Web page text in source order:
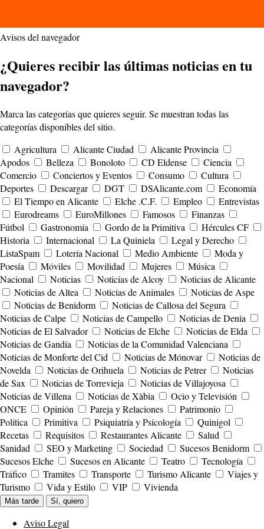
Avisos del navegador
¿Quieres recibir las últimas noticias en tu
navegador?
Marca las categorías que quieres seguir. Se muestran todas las
categorías disponibles del sitio.
Agricultura
Alicante Ciudad
Alicante Provincia
Apodos
Belleza Bonoloto CD Eldense
Ciencia
Comercio
Conciertos y Eventos Consumo
Cultura
Deportes
Descargar DGT DSAlicante.com
Economía
El Tiempo en Alicante
Elche .C.F. Empleo
Entrevistas
Eurodreams
EuroMillones Famosos
Finanzas
Fútbol
Gastronomía Gordo de la Primitiva
Hércules CF
Historia
Internacional La Quiniela
Legal y Derecho
ListaSpam
Lotería Nacional Medio Ambiente
Moda y
Poesía
Móviles Movilidad Mujeres
Música
Nacional
Noticias Noticias de Alcoy
Noticias de Alicante
Noticias de Altea
Noticias de Animales
Noticias de Aspe
Noticias de Benidorm
Noticias de Callosa del Segura
Noticias de Calpe
Noticias de Campello
Noticias de Denia
Noticias de El Salvador
Noticias de Elche
Noticias de Elda
Noticias de Gandía
Noticias de la Comunidad Valenciana
Noticias de Monforte del Cid
Noticias de Mónovar
Noticias de
Novelda
Noticias de Orihuela Noticias de Petrer
Noticias
de Sax
Noticias de Torrevieja
Noticias de Villajoyosa
Noticias de Villena
Noticias de Xàbia
Ocio y Televisión
ONCE
Opinión Pareja y Relaciones
Patrimonio
Política
Primitiva Psiquiatría y Psicología
Quinigol
Recetas
Requisitos Restaurantes Alicante
Salud
Sanidad
SEO y Marketing Sociedad
Sucesos Benidorm
Sucesos Elche
Sucesos en Alicante Teatro
Tecnología
Tráfico
Tramites Transporte Turismo Alicante
Viajes y
Turismo
Vida y Estilo VIP Vivienda
Más tarde Sí, quiero
Aviso Legal